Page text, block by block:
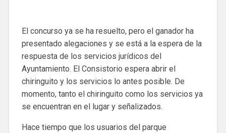
El concurso ya se ha resuelto, pero el ganador ha
presentado alegaciones y se está a la espera de la
respuesta de los servicios jurídicos del
Ayuntamiento. El Consistorio espera abrir el
chiringuito y los servicios lo antes posible. De
momento, tanto el chiringuito como los servicios ya
se encuentran en el lugar y señalizados.
Hace tiempo que los usuarios del parque